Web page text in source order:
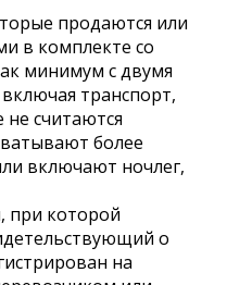
продаются или
в комплекте со
минимум с двумя
транспорт,
считаются
более
включают ночлег,
при которой
о
на